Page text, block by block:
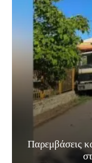
Παρεμβάσεις